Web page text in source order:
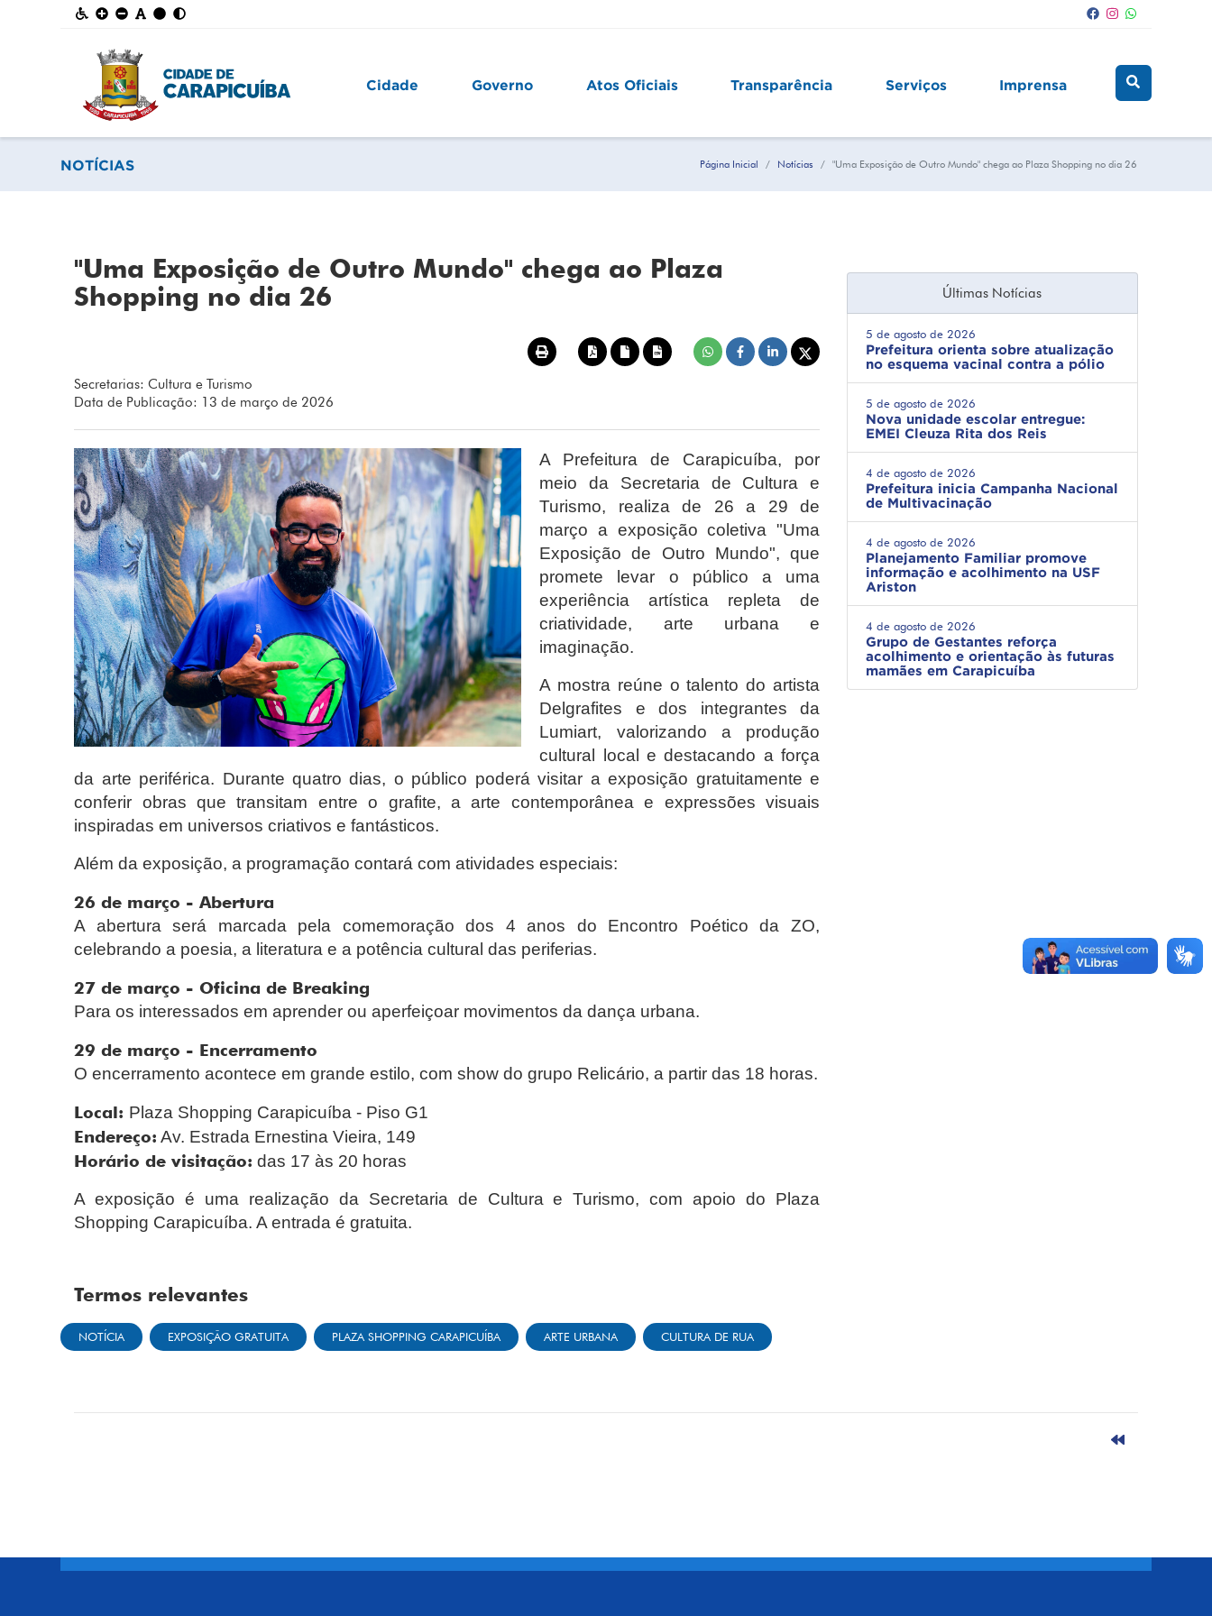
Cidade Governo Atos Oficiais Transparência Serviços Imprensa
NOTÍCIAS Página Inicial Notícias "Uma Exposição de Outro Mundo" chega ao Plaza Shopping no dia 26
"Uma Exposição de Outro Mundo" chega ao Plaza
Shopping no dia 26
Secretarias: Cultura e Turismo
Data de Publicação: 13 de março de 2026
A Prefeitura de Carapicuíba, por
meio da Secretaria de Cultura e
Turismo, realiza de 26 a 29 de
março a exposição coletiva "Uma
Exposição de Outro Mundo", que
promete levar o público a uma
experiência artística repleta de
criatividade, arte urbana e
imaginação.
A mostra reúne o talento do artista
Delgrafites e dos integrantes da
Lumiart, valorizando a produção
cultural local e destacando a força
da arte periférica. Durante quatro dias, o público poderá visitar a exposição gratuitamente e
conferir obras que transitam entre o grafite, a arte contemporânea e expressões visuais
inspiradas em universos criativos e fantásticos.
Além da exposição, a programação contará com atividades especiais:
26 de março - Abertura
A abertura será marcada pela comemoração dos 4 anos do Encontro Poético da ZO,
celebrando a poesia, a literatura e a potência cultural das periferias.
27 de março - Oficina de Breaking
Para os interessados em aprender ou aperfeiçoar movimentos da dança urbana.
29 de março - Encerramento
O encerramento acontece em grande estilo, com show do grupo Relicário, a partir das 18 horas.
Local: Plaza Shopping Carapicuíba - Piso G1
Endereço: Av. Estrada Ernestina Vieira, 149
Horário de visitação: das 17 às 20 horas
A exposição é uma realização da Secretaria de Cultura e Turismo, com apoio do Plaza
Shopping Carapicuíba. A entrada é gratuita.
Termos relevantes
NOTÍCIA EXPOSIÇÃO GRATUITA PLAZA SHOPPING CARAPICUÍBA ARTE URBANA CULTURA DE RUA
Últimas Notícias
5 de agosto de 2026
Prefeitura orienta sobre atualização
no esquema vacinal contra a pólio
5 de agosto de 2026
Nova unidade escolar entregue:
EMEI Cleuza Rita dos Reis
4 de agosto de 2026
Prefeitura inicia Campanha Nacional
de Multivacinação
4 de agosto de 2026
Planejamento Familiar promove
informação e acolhimento na USF
Ariston
4 de agosto de 2026
Grupo de Gestantes reforça
acolhimento e orientação às futuras
mamães em Carapicuíba